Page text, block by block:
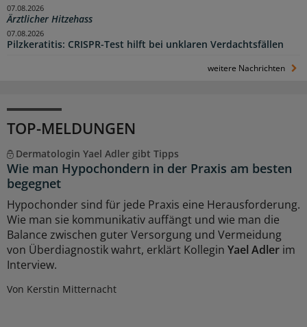
Ärztlicher Hitzehass
07.08.2026
Pilzkeratitis: CRISPR-Test hilft bei unklaren Verdachtsfällen
07.08.2026
weitere Nachrichten
TOP-MELDUNGEN
Dermatologin Yael Adler gibt Tipps
Wie man Hypochondern in der Praxis am besten
begegnet
Hypochonder sind für jede Praxis eine Herausforderung.
Wie man sie kommunikativ auffängt und wie man die
Balance zwischen guter Versorgung und Vermeidung
von Überdiagnostik wahrt, erklärt Kollegin Yael Adler im
Interview.
Von Kerstin Mitternacht